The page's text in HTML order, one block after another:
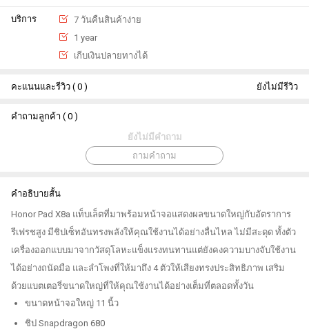
บริการ
7 วันคืนสินค้าง่าย
1 year
เกีบเงินปลายทางได้
คะแนนและรีวิว ( 0 ) ยังไม่มีรีวิว
คำถามลูกค้า ( 0 )
ยังไม่มีคำถาม
ถามคำถาม
คำอธิบายสั้น
Honor Pad X8a แท็บเล็ตที่มาพร้อมหน้าจอแสดงผลขนาดใหญ่กับอัตราการ
รีเฟรชสูง มีชิปเซ็ทอันทรงพลังให้คุณใช้งานได้อย่างลื่นไหล ไม่มีสะดุด ทั้งตัว
เครื่องออกแบบมาจากวัสดุโลหะแข็งแรงทนทานแต่ยังคงความบางจับใช้งาน
ได้อย่างถนัดมือ และลำโพงที่ให้มาถึง 4 ตัวให้เสียงทรงประสิทธิภาพ เสริม
ด้วยแบตเตอรี่ขนาดใหญ่ที่ให้คุณใช้งานได้อย่างเต็มที่ตลอดทั้งวัน
ขนาดหน้าจอใหญ่ 11 นิ้ว
ชิป Snapdragon 680